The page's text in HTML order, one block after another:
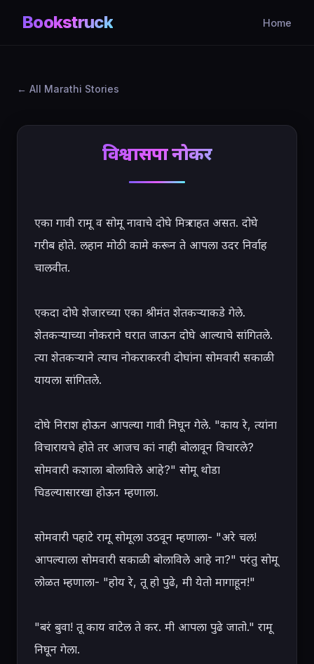
Bookstruck Home
All Marathi Stories
विश्वासपात्र नोकर
एका गावी रामू व सोमू नावाचे दोघे मित्र राहत असत. दोघे
गरीब होते. लहान मोठी कामे करून ते आपला उदर निर्वाह
चालवीत.
एकदा दोघे शेजारच्या एका श्रीमंत शेतकऱ्याकडे गेले.
शेतकऱ्याच्या नोकराने घरात जाऊन दोघे आल्याचे सांगितले.
त्या शेतकऱ्याने त्याच नोकराकरवी दोघांना सोमवारी सकाळी
यायला सांगितले.
दोघे निराश होऊन आपल्या गावी निघून गेले. "काय रे, त्यांना
विचारायचे होते तर आजच कां नाही बोलावून विचारले?
सोमवारी कशाला बोलाविले आहे?" सोमू थोडा
चिडल्यासारखा होऊन म्हणाला.
सोमवारी पहाटे रामू सोमूला उठवून म्हणाला- "अरे चल!
आपल्याला सोमवारी सकाळी बोलाविले आहे ना?" परंतु सोमू
लोळत म्हणाला- "होय रे, तू हो पुढे, मी येतो मागाहून!"
"बरं बुवा! तू काय वाटेल ते कर. मी आपला पुढे जातो." रामू
निघून गेला.